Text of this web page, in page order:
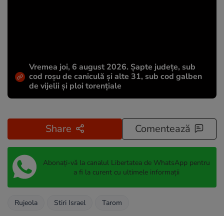
Vremea joi, 6 august 2026. Șapte județe, sub
cod roșu de caniculă și alte 31, sub cod galben
de vijelii și ploi torențiale
Share Comentează
Abonați-vă la canalul Libertatea de WhatsApp pentru
a fi la curent cu ultimele informații
Rujeola Stiri Israel Tarom